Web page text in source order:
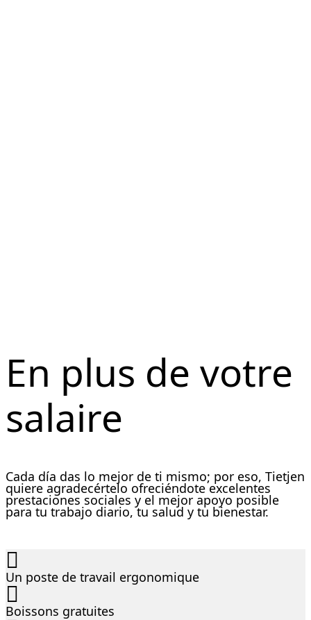
En plus de votre
salaire
Cada día das lo mejor de ti mismo; por eso, Tietjen
quiere agradecértelo ofreciéndote excelentes
prestaciones sociales y el mejor apoyo posible
para tu trabajo diario, tu salud y tu bienestar.
Un poste de travail ergonomique
Boissons gratuites